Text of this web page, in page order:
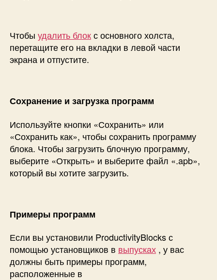
Чтобы удалить блокс основного холста,
перетащите его на вкладки в левой части
экрана и отпустите.
Сохранение и загрузка программ
Используйте кнопки «Сохранить» или
«Сохранить как», чтобы сохранить программу
блока. Чтобы загрузить блочную программу,
выберите «Открыть» и выберите файл «.apb»,
который вы хотите загрузить.
Примеры программ
Если вы установили ProductivityBlocks с
помощью установщиков в выпусках , у вас
должны быть примеры программ,
расположенные в